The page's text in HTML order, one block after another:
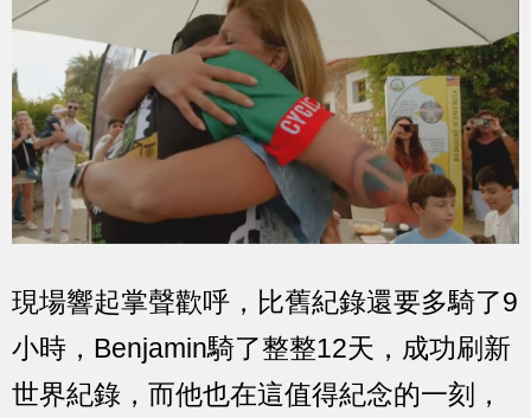
現場響起掌聲歡呼，比舊紀錄還要多騎了9
小時，Benjamin騎了整整12天，成功刷新
世界紀錄，而他也在這值得紀念的一刻，